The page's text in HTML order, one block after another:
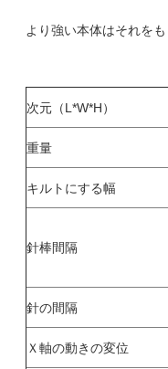
より強い本体はそれを
次元（L*W*H）
重量
キルトにする幅
針棒間隔
針の間隔
Ｘ軸の動きの変位